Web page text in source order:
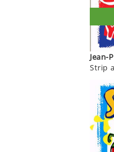
Strip